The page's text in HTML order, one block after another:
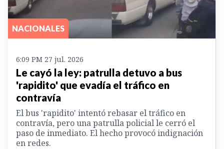
NACIONALES
6:09 PM 27 jul. 2026
Le cayó la ley: patrulla detuvo a bus
'rapidito' que evadía el tráfico en
contravía
El bus 'rapidito' intentó rebasar el tráfico en
contravía, pero una patrulla policial le cerró el
paso de inmediato. El hecho provocó indignación
en redes.